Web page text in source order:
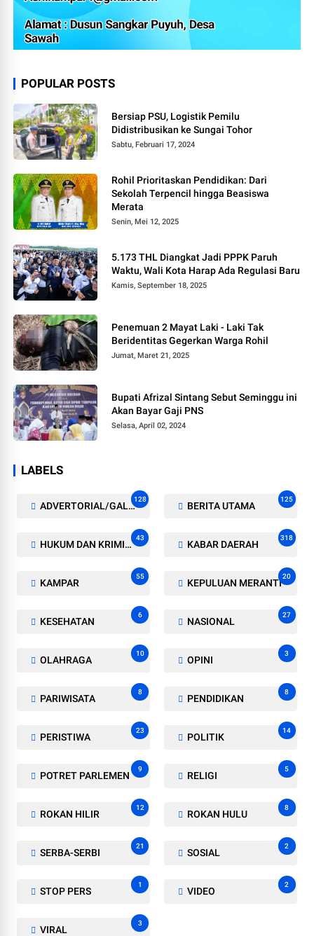
POPULAR POSTS
Bersiap PSU, Logistik Pemilu
Didistribusikan ke Sungai Tohor
Sabtu, Februari 17, 2024
Rohil Prioritaskan Pendidikan: Dari
Sekolah Terpencil hingga Beasiswa
Merata
Senin, Mei 12, 2025
5.173 THL Diangkat Jadi PPPK Paruh
Waktu, Wali Kota Harap Ada Regulasi Baru
Kamis, September 18, 2025
Penemuan 2 Mayat Laki - Laki Tak
Beridentitas Gegerkan Warga Rohil
Jumat, Maret 21, 2025
Bupati Afrizal Sintang Sebut Seminggu ini
Akan Bayar Gaji PNS
Selasa, April 02, 2024
LABELS
ADVERTORIAL/GALERI
128
BERITA UTAMA
125
HUKUM DAN KRIMINAL
43
KABAR DAERAH
318
KAMPAR
55
KEPULUAN MERANTI
20
KESEHATAN
6
NASIONAL
27
OLAHRAGA
10
OPINI
3
PARIWISATA
8
PENDIDIKAN
8
PERISTIWA
23
POLITIK
14
POTRET PARLEMEN
9
RELIGI
5
ROKAN HILIR
12
ROKAN HULU
8
SERBA-SERBI
21
SOSIAL
2
STOP PERS
1
VIDEO
2
VIRAL
3